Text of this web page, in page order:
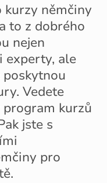
kurzy němčiny
to z dobrého
nejen
experty, ale
Vedete
kurzů
jste s
pro